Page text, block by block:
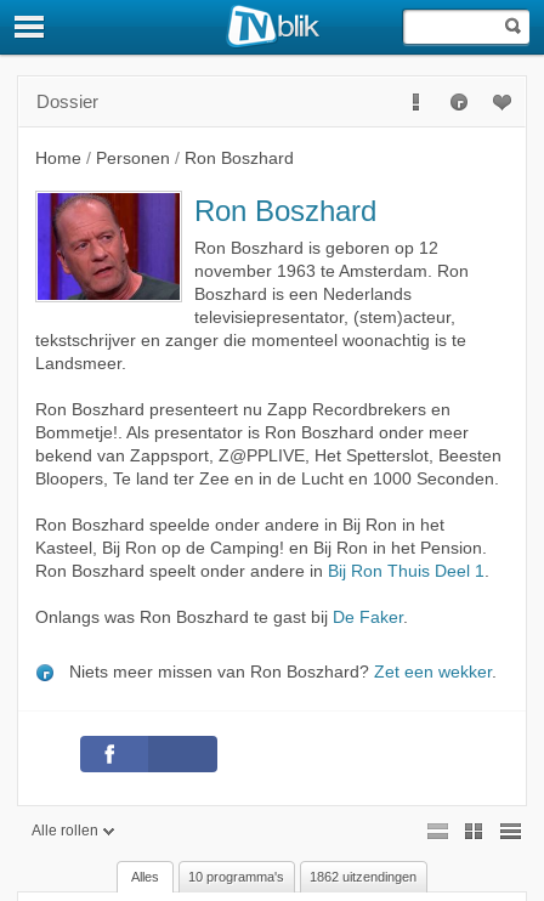
Dossier
Home / Personen / Ron Boszhard
Ron Boszhard
Ron Boszhard is geboren op 12
november 1963 te Amsterdam. Ron
Boszhard is een Nederlands
televisiepresentator, (stem)acteur,
tekstschrijver en zanger die momenteel woonachtig is te
Landsmeer.
Ron Boszhard presenteert nu Zapp Recordbrekers en
Bommetje!. Als presentator is Ron Boszhard onder meer
bekend van Zappsport, Z@PPLIVE, Het Spetterslot, Beesten
Bloopers, Te land ter Zee en in de Lucht en 1000 Seconden.
Ron Boszhard speelde onder andere in Bij Ron in het
Kasteel, Bij Ron op de Camping! en Bij Ron in het Pension.
Ron Boszhard speelt onder andere in Bij Ron Thuis Deel 1.
Onlangs was Ron Boszhard te gast bij De Faker.
Niets meer missen van Ron Boszhard? Zet een wekker.
Alle rollen
Alle rollen
Alles 10 programma's 1862 uitzendingen